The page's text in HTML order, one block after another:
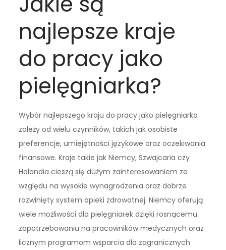
najlepsze kraje
do pracy jako
pielęgniarka?
Wybór najlepszego kraju do pracy jako pielęgniarka
zależy od wielu czynników, takich jak osobiste
preferencje, umiejętności językowe oraz oczekiwania
finansowe. Kraje takie jak Niemcy, Szwajcaria czy
Holandia cieszą się dużym zainteresowaniem ze
względu na wysokie wynagrodzenia oraz dobrze
rozwinięty system opieki zdrowotnej. Niemcy oferują
wiele możliwości dla pielęgniarek dzięki rosnącemu
zapotrzebowaniu na pracowników medycznych oraz
licznym programom wsparcia dla zagranicznych